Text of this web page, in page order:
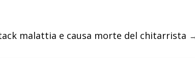
malattia e causa morte del chitarrista